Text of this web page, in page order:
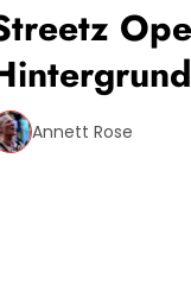
Annett Rose